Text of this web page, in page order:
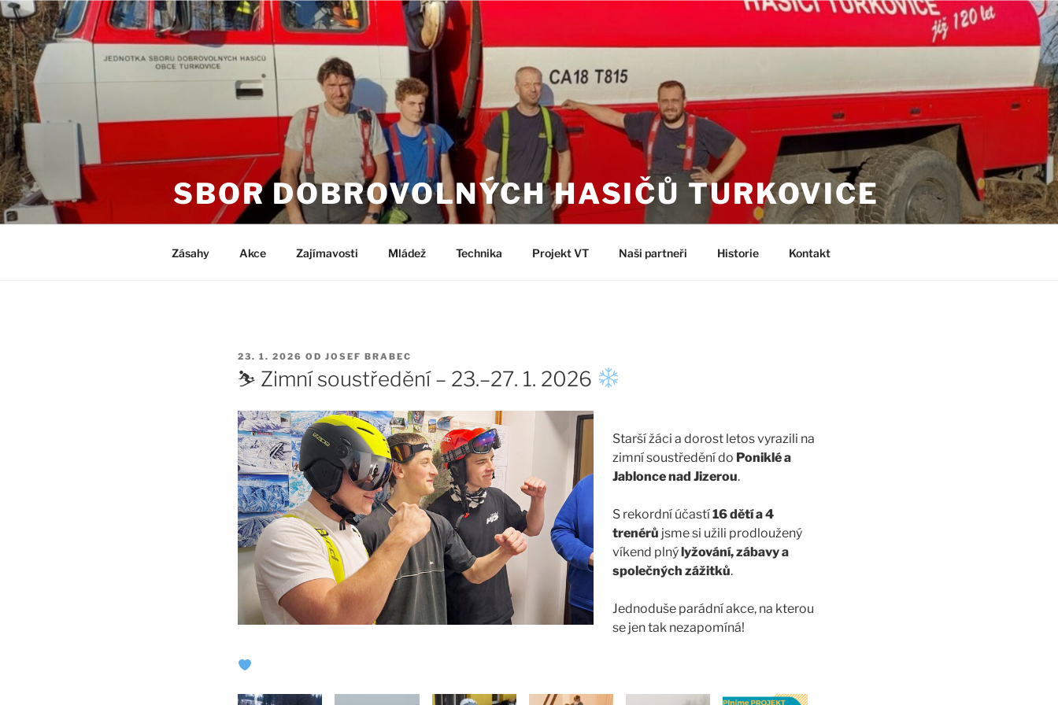
Přejít
k
obsahu
webu
SBOR DOBROVOLNÝCH HASIČŮ TURKOVICE
Zásahy Akce Zajímavosti Mládež Technika Projekt VT Naši partneři Historie Kontakt
PUBLIKOVÁNO
23. 1. 2026 OD JOSEF BRABEC
⛷ Zimní soustředění – 23.–27. 1. 2026
Starší žáci a dorost letos vyrazili na
zimní soustředění do Poniklé a
Jablonce nad Jizerou.
S rekordní účastí16 dětí a 4
trenérů jsme si užili prodloužený
víkend plný lyžování, zábavy a
společných zážitků.
Jednoduše parádní akce, na kterou
se jen tak nezapomíná!